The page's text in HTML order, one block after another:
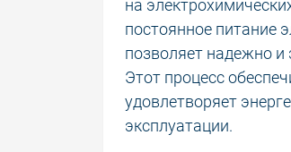
на
постоянное питание
позволяет надежно
Этот процесс
удовлетворяет
эксплуатации.